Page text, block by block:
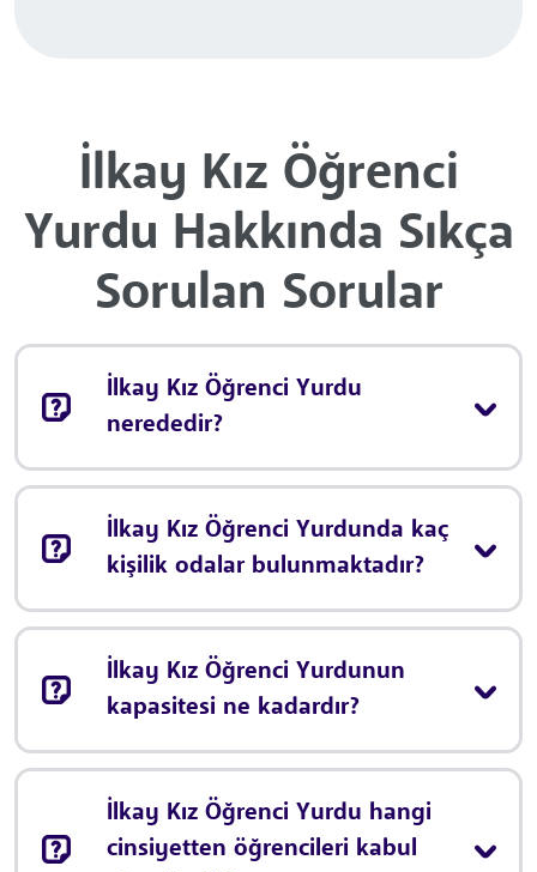
İlkay Kız Öğrenci
Yurdu Hakkında Sıkça
Sorulan Sorular
İlkay Kız Öğrenci Yurdu
nerededir?
İlkay Kız Öğrenci Yurdunda kaç
kişilik odalar bulunmaktadır?
İlkay Kız Öğrenci Yurdunun
kapasitesi ne kadardır?
İlkay Kız Öğrenci Yurdu hangi
cinsiyetten öğrencileri kabul